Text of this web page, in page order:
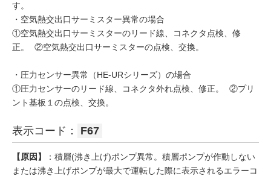
す。
・空気熱交出口サーミスター異常の場合
①空気熱交出口サーミスターのリード線、コネクタ点検、修
正。 ②空気熱交出口サーミスターの点検、交換。
・圧力センサー異常（HE-URシリーズ）の場合
①圧力センサーのリード線、コネクタ外れ点検、修正。 ②プリ
ント基板１の点検、交換。
表示コード： F67
【原因】
：積層(沸き上げ)ポンプ異常。積層ポンプが作動しない
または沸き上げポンプが最大で運転した際に表示されるエラーコ